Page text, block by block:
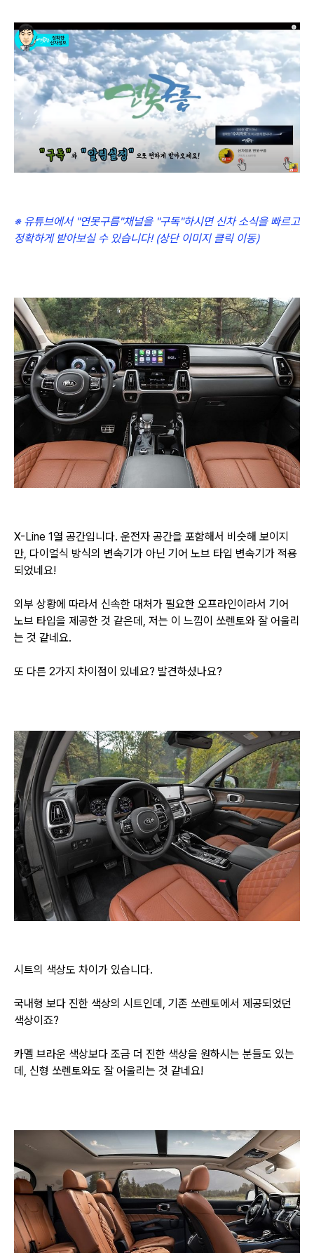
※ 유튜브에서 "연못구름"채널을 "구독"하시면 신차 소식을 빠르고
정확하게 받아보실 수 있습니다! (상단 이미지 클릭 이동)
X-Line 1열 공간입니다. 운전자 공간을 포함해서 비슷해 보이지
만, 다이얼식 방식의 변속기가 아닌 기어 노브 타입 변속기가 적용
되었네요!
외부 상황에 따라서 신속한 대처가 필요한 오프라인이라서 기어
노브 타입을 제공한 것 같은데, 저는 이 느낌이 쏘렌토와 잘 어울리
는 것 같네요.
또 다른 2가지 차이점이 있네요? 발견하셨나요?
시트의 색상도 차이가 있습니다.
국내형 보다 진한 색상의 시트인데, 기존 쏘렌토에서 제공되었던
색상이죠?
카멜 브라운 색상보다 조금 더 진한 색상을 원하시는 분들도 있는
데, 신형 쏘렌토와도 잘 어울리는 것 같네요!